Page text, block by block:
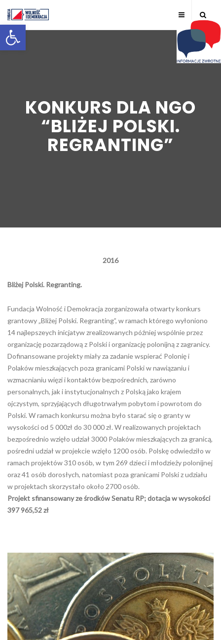
Otwórz pasek narzędzi
KONKURS DLA NGO
“BLIŻEJ POLSKI.
REGRANTING”
2016
Bliżej Polski. Regranting.
Fundacja Wolność i Demokracja zorganizowała otwarty konkurs
grantowy „Bliżej Polski. Regranting”, w ramach którego wyłoniono
14 najlepszeych inicjatyw zrealizowanych później wspólnie przez
organizację pozarządową z Polski i organizację polonijną z zagranicy.
Dofinansowane projekty miały za zadanie wspierać Polonię i
Polaków mieszkających poza granicami Polski w nawiązaniu i
wzmacnianiu więzi i kontaktów bezpośrednich, zarówno
personalnych, jak i instytucjonalnych z Polską jako krajem
ojczystym, sprzyjających długotrwałym pobytom i powrotom do
Polski. W ramach konkursu można było starać się o granty w
wysokości od 5 000zł do 30 000 zł. W realizowanych projektach
bezpośrednio wzięło udział 3000 Polaków mieszkających za granicą,
pośredni udział w projekcie wzięło 1200 osób. Polskę odwiedziło w
ramach projektów 310 osób, w tym 269 dzieci i młodzieży polonijnej
oraz 41 osób dorosłych, natomiast poza granicami Polski z udziału
w projektach skorzystało około 2700 osób.
Projekt sfinansowany ze środków Senatu RP; dotacja w wysokości
397 965,52 zł